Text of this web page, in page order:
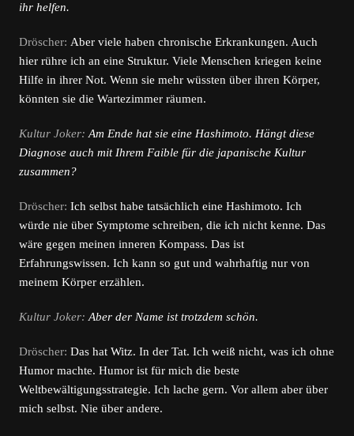
ihr helfen.
Dröscher: Aber viele haben chronische Erkrankungen. Auch
hier rühre ich an eine Struktur. Viele Menschen kriegen keine
Hilfe in ihrer Not. Wenn sie mehr wüssten über ihren Körper,
könnten sie die Wartezimmer räumen.
Kultur Joker: Am Ende hat sie eine Hashimoto. Hängt diese
Diagnose auch mit Ihrem Faible für die japanische Kultur
zusammen?
Dröscher: Ich selbst habe tatsächlich eine Hashimoto. Ich
würde nie über Symptome schreiben, die ich nicht kenne. Das
wäre gegen meinen inneren Kompass. Das ist
Erfahrungswissen. Ich kann so gut und wahrhaftig nur von
meinem Körper erzählen.
Kultur Joker: Aber der Name ist trotzdem schön.
Dröscher: Das hat Witz. In der Tat. Ich weiß nicht, was ich ohne
Humor machte. Humor ist für mich die beste
Weltbewältigungsstrategie. Ich lache gern. Vor allem aber über
mich selbst. Nie über andere.